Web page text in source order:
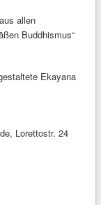
allen
Buddhismus“
Ekayana
Lorettostr. 24